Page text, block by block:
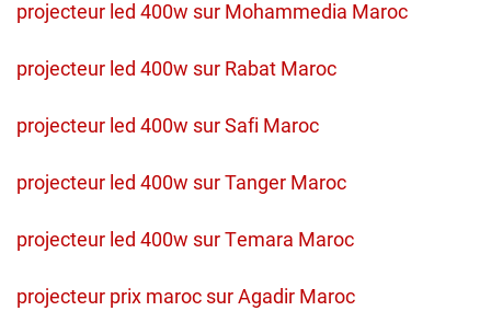
projecteur led 400w sur Mohammedia Maroc
projecteur led 400w sur Rabat Maroc
projecteur led 400w sur Safi Maroc
projecteur led 400w sur Tanger Maroc
projecteur led 400w sur Temara Maroc
projecteur prix maroc sur Agadir Maroc